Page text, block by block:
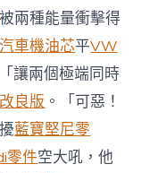
被兩種能量衝擊得
汽車機油芯平VW
讓兩個極端同時
良版 。「可惡！
藍寶堅尼零
零件空大吼，他